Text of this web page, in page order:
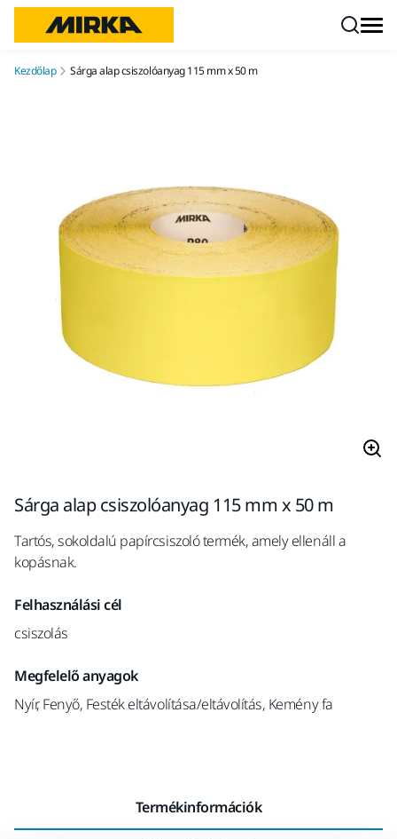
Kezdőlap Sárga alap csiszolóanyag 115 mm x 50 m
Sárga alap csiszolóanyag 115 mm x 50 m
Tartós, sokoldalú papírcsiszoló termék, amely ellenáll a
kopásnak.
Felhasználási cél
csiszolás
Megfelelő anyagok
Nyír, Fenyő, Festék eltávolítása/eltávolítás, Kemény fa
Termékinformációk